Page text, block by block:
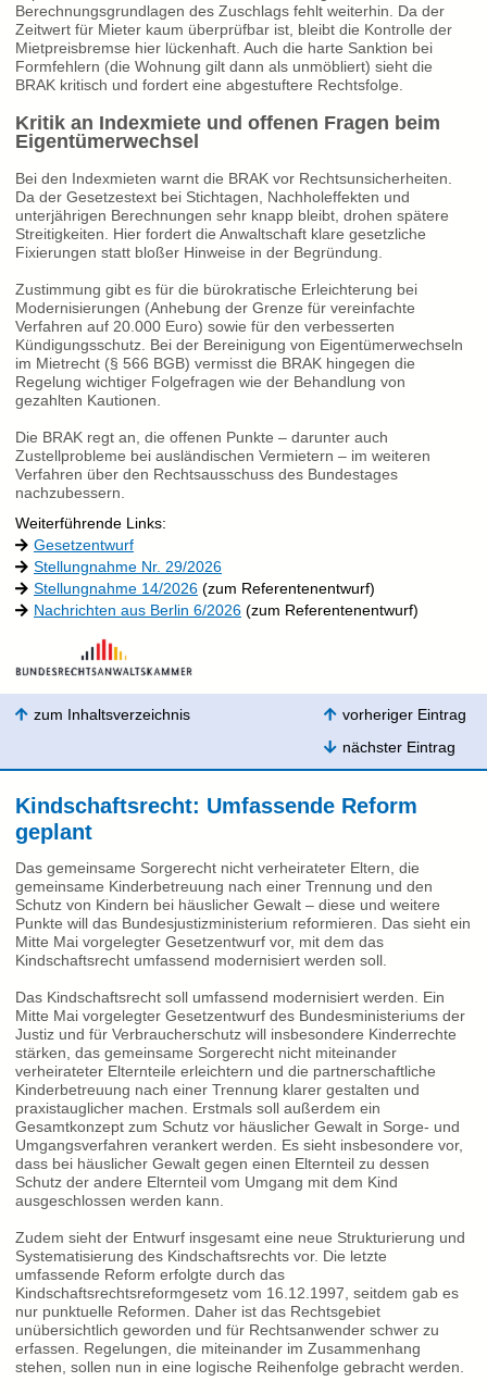
Berechnungsgrundlagen des Zuschlags fehlt weiterhin. Da der
Zeitwert für Mieter kaum überprüfbar ist, bleibt die Kontrolle der
Mietpreisbremse hier lückenhaft. Auch die harte Sanktion bei
Formfehlern (die Wohnung gilt dann als unmöbliert) sieht die
BRAK kritisch und fordert eine abgestuftere Rechtsfolge.
Kritik an Indexmiete und offenen Fragen beim
Eigentümerwechsel
Bei den Indexmieten warnt die BRAK vor Rechtsunsicherheiten.
Da der Gesetzestext bei Stichtagen, Nachholeffekten und
unterjährigen Berechnungen sehr knapp bleibt, drohen spätere
Streitigkeiten. Hier fordert die Anwaltschaft klare gesetzliche
Fixierungen statt bloßer Hinweise in der Begründung.
Zustimmung gibt es für die bürokratische Erleichterung bei
Modernisierungen (Anhebung der Grenze für vereinfachte
Verfahren auf 20.000 Euro) sowie für den verbesserten
Kündigungsschutz. Bei der Bereinigung von Eigentümerwechseln
im Mietrecht (§ 566 BGB) vermisst die BRAK hingegen die
Regelung wichtiger Folgefragen wie der Behandlung von
gezahlten Kautionen.
Die BRAK regt an, die offenen Punkte – darunter auch
Zustellprobleme bei ausländischen Vermietern – im weiteren
Verfahren über den Rechtsausschuss des Bundestages
nachzubessern.
Weiterführende Links:
Gesetzentwurf
Stellungnahme Nr. 29/2026
Stellungnahme 14/2026 (zum Referentenentwurf)
Nachrichten aus Berlin 6/2026 (zum Referentenentwurf)
zum Inhaltsverzeichnis
vorheriger Eintrag
nächster Eintrag
Kindschaftsrecht: Umfassende Reform
geplant
Das gemeinsame Sorgerecht nicht verheirateter Eltern, die
gemeinsame Kinderbetreuung nach einer Trennung und den
Schutz von Kindern bei häuslicher Gewalt – diese und weitere
Punkte will das Bundesjustizministerium reformieren. Das sieht ein
Mitte Mai vorgelegter Gesetzentwurf vor, mit dem das
Kindschaftsrecht umfassend modernisiert werden soll.
Das Kindschaftsrecht soll umfassend modernisiert werden. Ein
Mitte Mai vorgelegter Gesetzentwurf des Bundesministeriums der
Justiz und für Verbraucherschutz will insbesondere Kinderrechte
stärken, das gemeinsame Sorgerecht nicht miteinander
verheirateter Elternteile erleichtern und die partnerschaftliche
Kinderbetreuung nach einer Trennung klarer gestalten und
praxistauglicher machen. Erstmals soll außerdem ein
Gesamtkonzept zum Schutz vor häuslicher Gewalt in Sorge- und
Umgangsverfahren verankert werden. Es sieht insbesondere vor,
dass bei häuslicher Gewalt gegen einen Elternteil zu dessen
Schutz der andere Elternteil vom Umgang mit dem Kind
ausgeschlossen werden kann.
Zudem sieht der Entwurf insgesamt eine neue Strukturierung und
Systematisierung des Kindschaftsrechts vor. Die letzte
umfassende Reform erfolgte durch das
Kindschaftsrechtsreformgesetz vom 16.12.1997, seitdem gab es
nur punktuelle Reformen. Daher ist das Rechtsgebiet
unübersichtlich geworden und für Rechtsanwender schwer zu
erfassen. Regelungen, die miteinander im Zusammenhang
stehen, sollen nun in eine logische Reihenfolge gebracht werden.